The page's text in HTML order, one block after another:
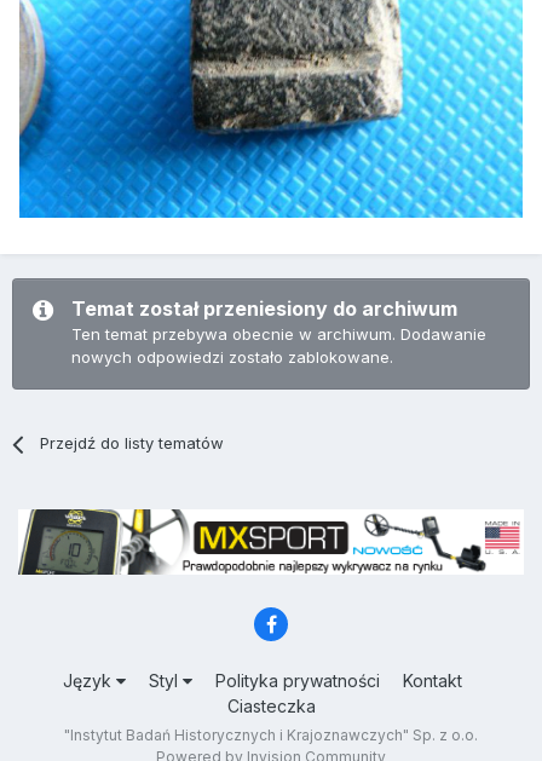
Temat został przeniesiony do archiwum
Ten temat przebywa obecnie w archiwum. Dodawanie
nowych odpowiedzi zostało zablokowane.
Przejdź do listy tematów
Język Styl Polityka prywatności
Kontakt
Ciasteczka
"Instytut Badań Historycznych i Krajoznawczych" Sp. z o.o.
Powered by Invision Community